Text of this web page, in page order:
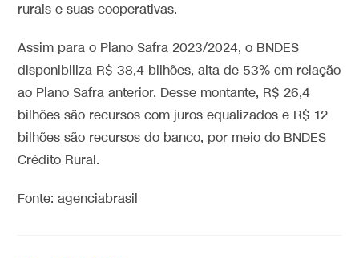
rurais e suas cooperativas.
Assim para o Plano Safra 2023/2024, o BNDES
disponibiliza R$ 38,4 bilhões, alta de 53% em relação
ao Plano Safra anterior. Desse montante, R$ 26,4
bilhões são recursos com juros equalizados e R$ 12
bilhões são recursos do banco, por meio do BNDES
Crédito Rural.
Fonte: agenciabrasil